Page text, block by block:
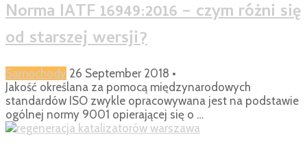
Norma IATF 16949:2016 – czym różni się
od starszej wersji?
Samochody 26 September 2018 •
Jakość określana za pomocą międzynarodowych
standardów ISO zwykle opracowywana jest na podstawie
ogólnej normy 9001 opierającej się o …